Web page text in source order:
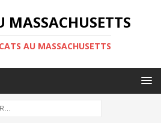
MASSACHUSETTS
AU MASSACHUSETTS